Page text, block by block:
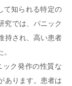
て知られる特定の
究では、パニック
持され、高い患者
ック発作の性質な
あります。患者は